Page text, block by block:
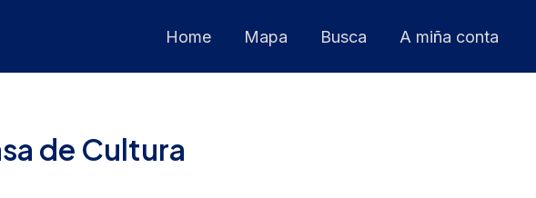
Home Mapa Busca A miña conta
de Cultura